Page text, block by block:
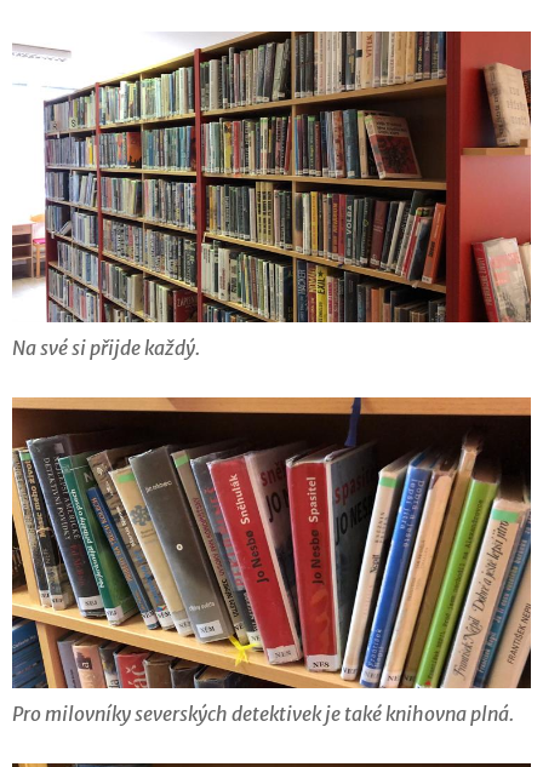
Na své si přijde každý.
Pro milovníky severských detektivek je také knihovna plná.